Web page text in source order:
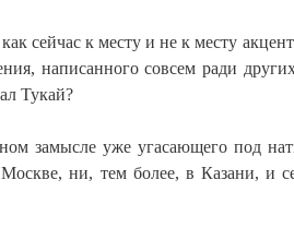
сейчас к месту и не к месту
написанного совсем ради
Тукай?
замысле уже угасающего под
ни, тем более, в Казани, и